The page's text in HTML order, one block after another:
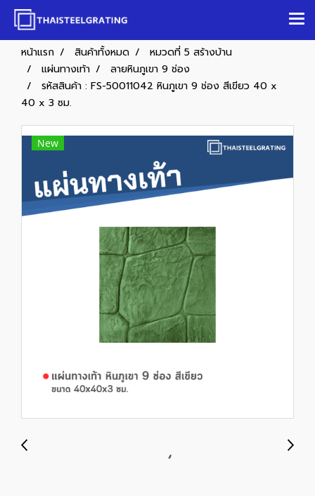
หน้าแรก สินค้าทั้งหมด
หมวดที่ 5 สร้างบ้าน
แผ่นทางเท้า
ลายหินภูเขา 9 ช่อง
รหัสสินค้า : FS-50011042 หินภูเขา 9 ช่อง สีเขียว 40 x
40 x 3 ซม.
New